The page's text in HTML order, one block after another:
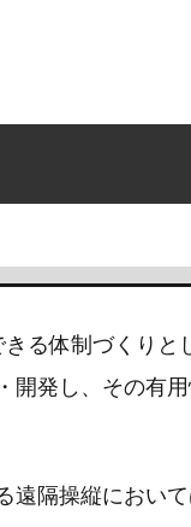
る体制づくりと
開発し、その有
遠隔操縦におい